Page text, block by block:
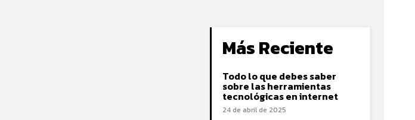
Más Reciente
Todo lo que debes saber
sobre las herramientas
tecnológicas en internet
24 de abril de 2025